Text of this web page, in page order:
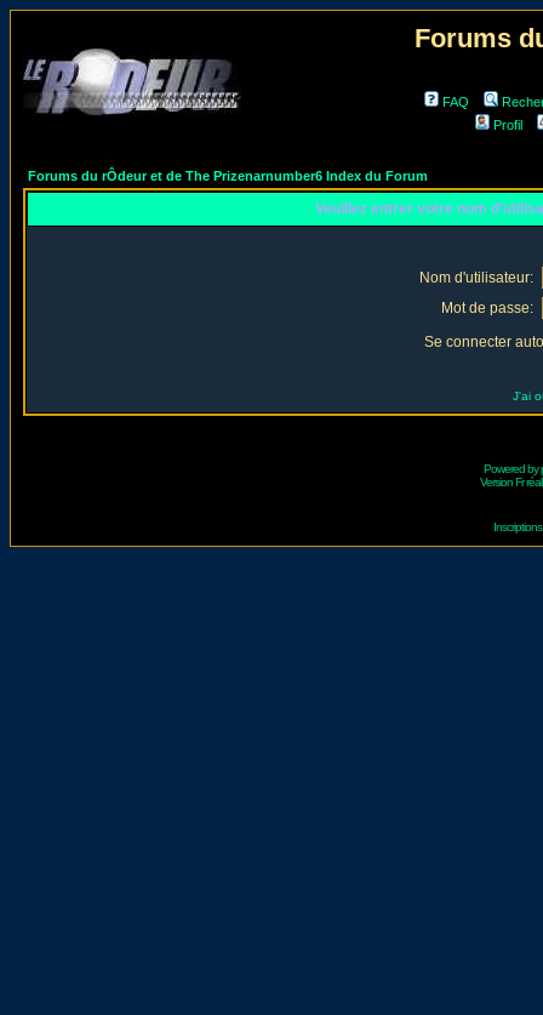
Forums
FAQ
Profil
Forums du rÔdeur et de The Prizenarnumber6 Index du Forum
Veuillez entrer votre nom
Nom d'utilisateur:
Mot de passe:
Se connecter
J'ai
Powered by
Version Fr